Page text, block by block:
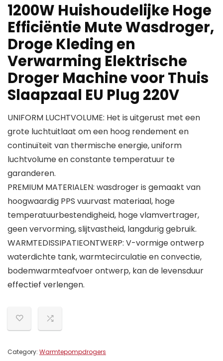
1200W Huishoudelijke Hoge
Efficiëntie Mute Wasdroger,
Droge Kleding en
Verwarming Elektrische
Droger Machine voor Thuis
Slaapzaal EU Plug 220V
UNIFORM LUCHTVOLUME: Het is uitgerust met een
grote luchtuitlaat om een ​​hoog rendement en
continuïteit van thermische energie, uniform
luchtvolume en constante temperatuur te
garanderen.
PREMIUM MATERIALEN: wasdroger is gemaakt van
hoogwaardig PPS vuurvast materiaal, hoge
temperatuurbestendigheid, hoge vlamvertrager,
geen vervorming, slijtvastheid, langdurig gebruik.
WARMTEDISSIPATIEONTWERP: V-vormige ontwerp
waterdichte tank, warmtecirculatie en convectie,
bodemwarmteafvoer ontwerp, kan de levensduur
effectief verlengen.
Category: Warmtepompdrogers